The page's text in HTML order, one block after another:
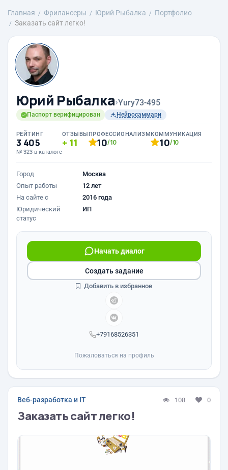
Главная Фрилансеры Юрий Рыбалка
Портфолио
Заказать сайт легко!
Юрий Рыбалка›Yury73-495
Паспорт верифицирован Нейросаммари
РЕЙТИНГ
3 405
№ 323 в каталоге
ОТЗЫВЫ
11
ПРОФЕССИОНАЛИЗМ
10/10
КОММУНИКАЦИЯ
10/10
Город
Москва
Опыт работы
12 лет
На сайте с
2016 года
Юридический
статус
ИП
+79168526351
Начать диалог
Создать задание
Добавить в избранное
Пожаловаться на профиль
Веб-разработка и IT 108 0
Заказать сайт легко!